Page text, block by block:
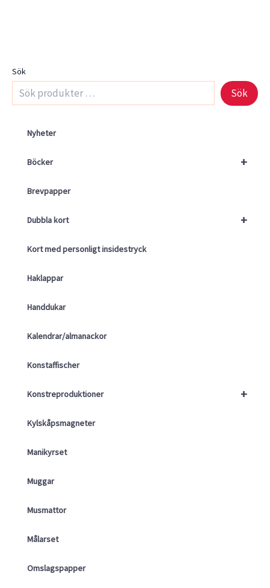
Sök
Sök
Nyheter
+
Böcker
Brevpapper
+
Dubbla kort
Kort med personligt insidestryck
Haklappar
Handdukar
Kalendrar/almanackor
Konstaffischer
+
Konstreproduktioner
Kylskåpsmagneter
Manikyrset
Muggar
Musmattor
Målarset
Omslagspapper